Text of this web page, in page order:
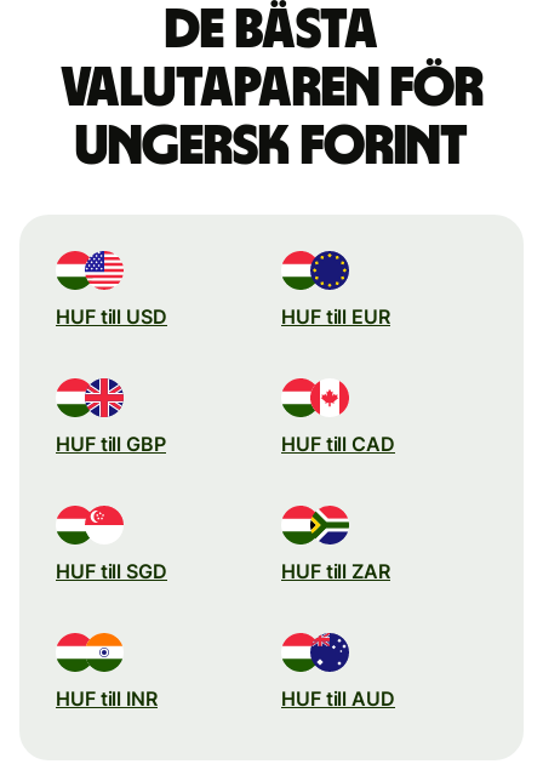
De bästa
valutaparen för
ungersk forint
HUF till USD HUF till EUR
HUF till GBP HUF till CAD
HUF till SGD HUF till ZAR
HUF till INR HUF till AUD